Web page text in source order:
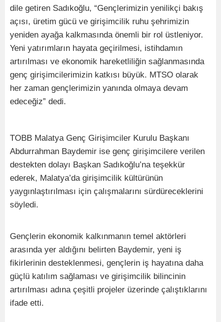
dile getiren Sadıkoğlu, “Gençlerimizin yenilikçi bakış
açısı, üretim gücü ve girişimcilik ruhu şehrimizin
yeniden ayağa kalkmasında önemli bir rol üstleniyor.
Yeni yatırımların hayata geçirilmesi, istihdamın
artırılması ve ekonomik hareketliliğin sağlanmasında
genç girişimcilerimizin katkısı büyük. MTSO olarak
her zaman gençlerimizin yanında olmaya devam
edeceğiz” dedi.
TOBB Malatya Genç Girişimciler Kurulu Başkanı
Abdurrahman Baydemir ise genç girişimcilere verilen
destekten dolayı Başkan Sadıkoğlu’na teşekkür
ederek, Malatya’da girişimcilik kültürünün
yaygınlaştırılması için çalışmalarını sürdüreceklerini
söyledi.
Gençlerin ekonomik kalkınmanın temel aktörleri
arasında yer aldığını belirten Baydemir, yeni iş
fikirlerinin desteklenmesi, gençlerin iş hayatına daha
güçlü katılım sağlaması ve girişimcilik bilincinin
artırılması adına çeşitli projeler üzerinde çalıştıklarını
ifade etti.